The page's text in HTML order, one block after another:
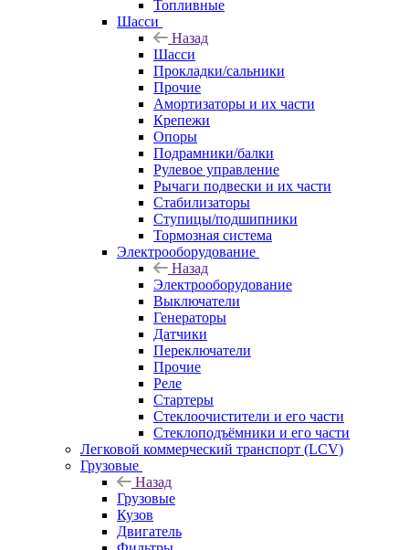
Топливные
Шасси
Назад
Шасси
Прокладки/сальники
Прочие
Амортизаторы и их части
Крепежи
Опоры
Подрамники/балки
Рулевое управление
Рычаги подвески и их части
Стабилизаторы
Ступицы/подшипники
Тормозная система
Электрооборудование
Назад
Электрооборудование
Выключатели
Генераторы
Датчики
Переключатели
Прочие
Реле
Стартеры
Стеклоочистители и его части
Стеклоподъёмники и его части
Легковой коммерческий транспорт (LCV)
Грузовые
Назад
Грузовые
Кузов
Двигатель